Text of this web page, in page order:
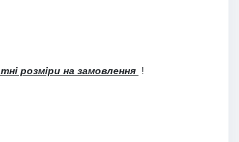
розміри на замовлення !